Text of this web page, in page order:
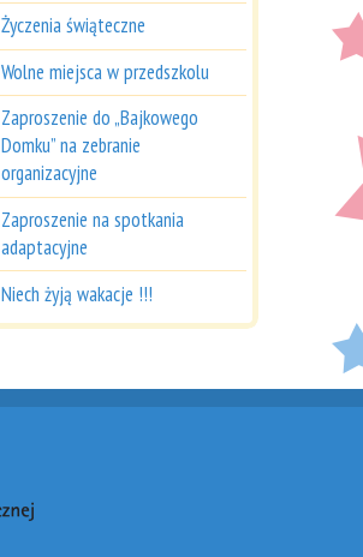
Życzenia świąteczne
Wolne miejsca w przedszkolu
Zaproszenie do „Bajkowego
Domku” na zebranie
organizacyjne
Zaproszenie na spotkania
adaptacyjne
Niech żyją wakacje !!!